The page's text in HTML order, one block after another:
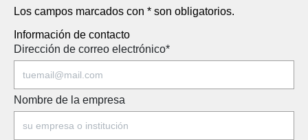
Los campos marcados con * son obligatorios.
Información de contacto
Dirección de correo electrónico*
Nombre de la empresa